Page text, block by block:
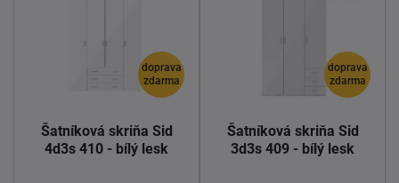
doprava
zdarma
Šatníková skriňa Sid
4d3s 410 - bílý lesk
doprava
zdarma
Šatníková skriňa Sid
3d3s 409 - bílý lesk